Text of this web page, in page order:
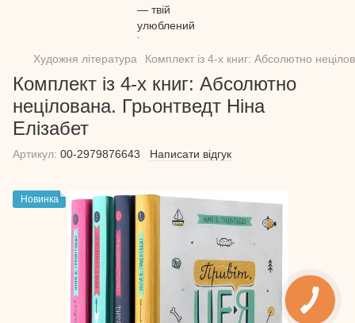
Художня література Комплект із 4-х книг: Абсолютно
Комплект із 4-х книг: Абсолютно
нецілована. Грьонтведт Ніна
Елізабет
Артикул: 00-2979876643 Написати відгук
Новинка